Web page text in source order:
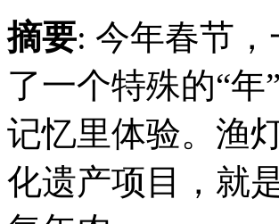
摘要: 今年春节
了一个特殊的“
记忆里体验。渔
化遗产项目，就